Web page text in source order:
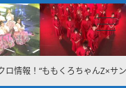
います
ロ情報！“ももくろちゃんZ×